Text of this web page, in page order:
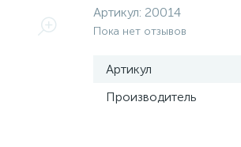
Артикул: 20014
Пока нет отзывов
Артикул
Производитель